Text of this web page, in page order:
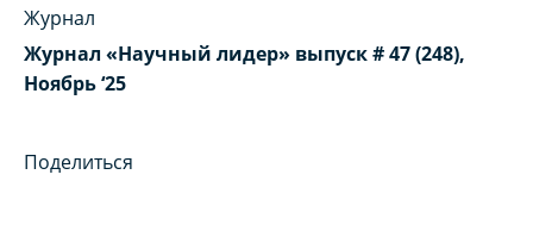
Журнал
Журнал «Научный лидер» выпуск # 47 (248),
Ноябрь ‘25
Поделиться